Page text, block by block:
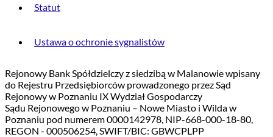
Statut
Ustawa o ochronie sygnalistów
Rejonowy Bank Spółdzielczy z siedzibą w Malanowie wpisany
do Rejestru Przedsiębiorców prowadzonego przez Sąd
Rejonowy w Poznaniu IX Wydział Gospodarczy
Sądu Rejonowego w Poznaniu – Nowe Miasto i Wilda w
Poznaniu pod numerem 0000142978, NIP-668-000-18-80,
REGON - 000506254, SWIFT/BIC: GBWCPLPP